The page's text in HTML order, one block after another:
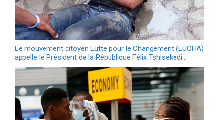
Le mouvement citoyen Lutte pour le Changement (LUCHA)
appelle le Président de la République Félix Tshisekedi…